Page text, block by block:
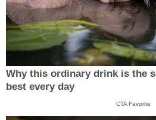
Why this ordinary drink is the
best every day
CTA Favorite